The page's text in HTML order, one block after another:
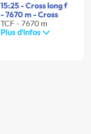
15:25 - Cross long f
- 7670 m - Cross
TCF - 7670 m
Plus d'infos